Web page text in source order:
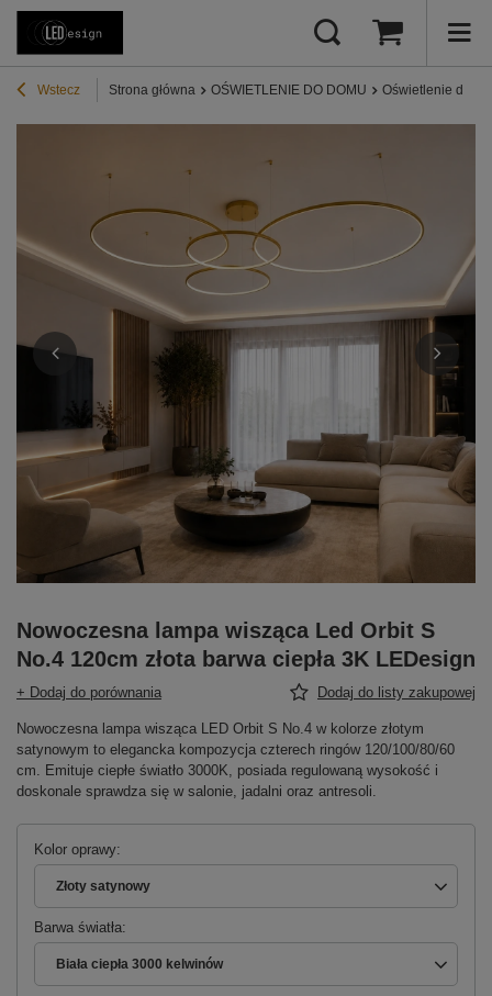
Wstecz Strona główna OŚWIETLENIE DO DOMU Oświetlenie do
Nowoczesna lampa wisząca Led Orbit S
No.4 120cm złota barwa ciepła 3K LEDesign
+ Dodaj do porównania Dodaj do listy zakupowej
Nowoczesna lampa wisząca LED Orbit S No.4 w kolorze złotym
satynowym to elegancka kompozycja czterech ringów 120/100/80/60
cm. Emituje ciepłe światło 3000K, posiada regulowaną wysokość i
doskonale sprawdza się w salonie, jadalni oraz antresoli.
Kolor oprawy
Złoty satynowy
Barwa światła
Biała ciepła 3000 kelwinów